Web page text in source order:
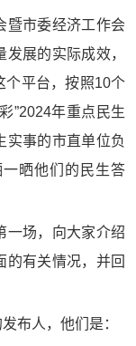
市委经济工作会
展的实际成效，
个平台，按照10个
”2024年重点民生
实事的市直单位负
晒他们的民生答
场，向大家介绍
的有关情况，并回
布人，他们是：